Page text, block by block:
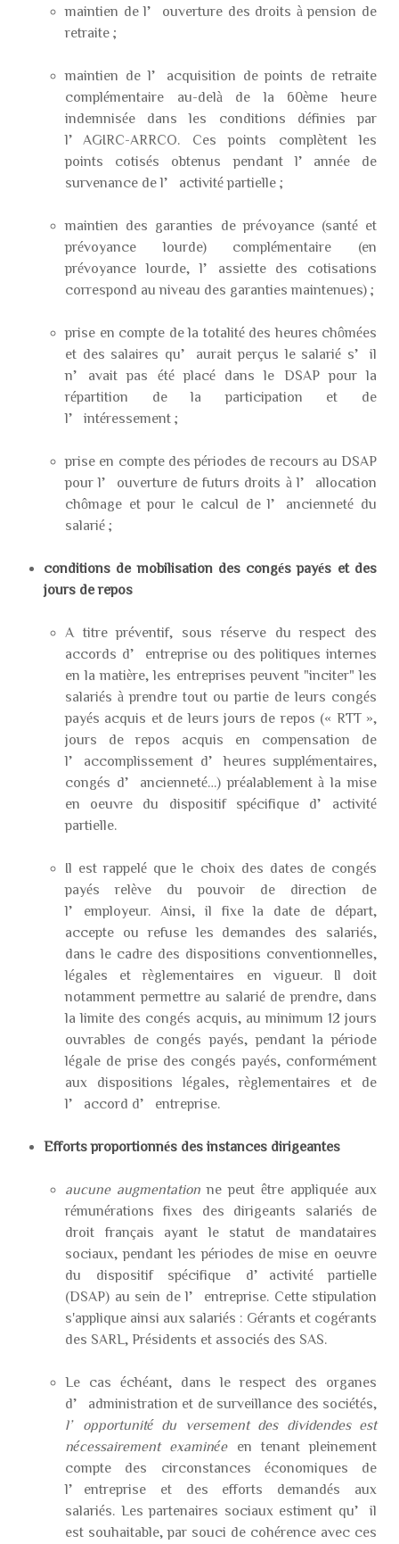
maintien de l’ouverture des droits à pension de
retraite ;
maintien de l’acquisition de points de retraite
complémentaire au-delà de la 60ème heure
indemnisée dans les conditions définies par
l’AGIRC-ARRCO. Ces points complètent les
points cotisés obtenus pendant l’année de
survenance de l’activité partielle ;
maintien des garanties de prévoyance (santé et
prévoyance lourde) complémentaire (en
prévoyance lourde, l’assiette des cotisations
correspond au niveau des garanties maintenues) ;
prise en compte de la totalité des heures chômées
et des salaires qu’aurait perçus le salarié s’il
n’avait pas été placé dans le DSAP pour la
répartition de la participation et de
l’intéressement ;
prise en compte des périodes de recours au DSAP
pour l’ouverture de futurs droits à l’allocation
chômage et pour le calcul de l’ancienneté du
salarié ;
conditions de mobilisation des congés payés et des
jours de repos
A titre préventif, sous réserve du respect des
accords d’entreprise ou des politiques internes
en la matière, les entreprises peuvent "inciter" les
salariés à prendre tout ou partie de leurs congés
payés acquis et de leurs jours de repos (« RTT »,
jours de repos acquis en compensation de
l’accomplissement d’heures supplémentaires,
congés d’ancienneté…) préalablement à la mise
en oeuvre du dispositif spécifique d’activité
partielle.
Il est rappelé que le choix des dates de congés
payés relève du pouvoir de direction de
l’employeur. Ainsi, il fixe la date de départ,
accepte ou refuse les demandes des salariés,
dans le cadre des dispositions conventionnelles,
légales et règlementaires en vigueur. Il doit
notamment permettre au salarié de prendre, dans
la limite des congés acquis, au minimum 12 jours
ouvrables de congés payés, pendant la période
légale de prise des congés payés, conformément
aux dispositions légales, règlementaires et de
l’accord d’entreprise.
Efforts proportionnés des instances dirigeantes
aucune augmentationne peut être appliquée aux
rémunérations fixes des dirigeants salariés de
droit français ayant le statut de mandataires
sociaux, pendant les périodes de mise en oeuvre
du dispositif spécifique d’activité partielle
(DSAP) au sein de l’entreprise. Cette stipulation
s'applique ainsi aux salariés : Gérants et cogérants
des SARL, Présidents et associés des SAS.
Le cas échéant, dans le respect des organes
d’administration et de surveillance des sociétés,
l’opportunité du versement des dividendes est
nécessairement examinéeen tenant pleinement
compte des circonstances économiques de
l’entreprise et des efforts demandés aux
salariés. Les partenaires sociaux estiment qu’il
est souhaitable, par souci de cohérence avec ces